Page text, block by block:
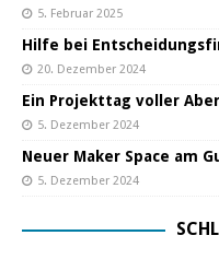
5. Februar 2025
Hilfe bei
20. Dezember 2024
Ein Projekttag voller
5. Dezember 2024
Neuer Maker Space am
5. Dezember 2024